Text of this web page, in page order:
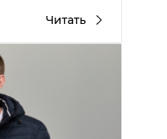
Читать